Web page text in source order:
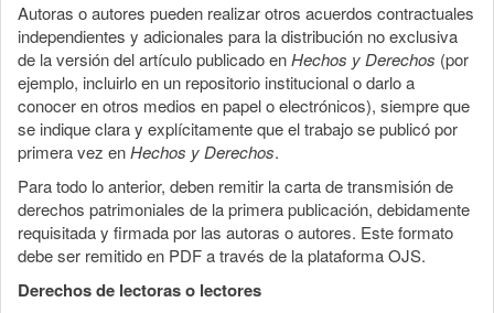
Autoras o autores pueden realizar otros acuerdos contractuales
independientes y adicionales para la distribución no exclusiva
de la versión del artículo publicado enHechos y Derechos (por
ejemplo, incluirlo en un repositorio institucional o darlo a
conocer en otros medios en papel o electrónicos), siempre que
se indique clara y explícitamente que el trabajo se publicó por
primera vez enHechos y Derechos.
Para todo lo anterior, deben remitir la carta de transmisión de
derechos patrimoniales de la primera publicación, debidamente
requisitada y firmada por las autoras o autores. Este formato
debe ser remitido en PDF a través de la plataforma OJS.
Derechos de lectoras o lectores